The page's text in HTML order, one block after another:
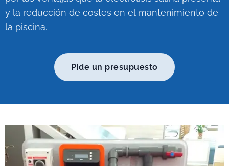
y la reducción de costes en el mantenimiento de
la piscina.
Pide un presupuesto